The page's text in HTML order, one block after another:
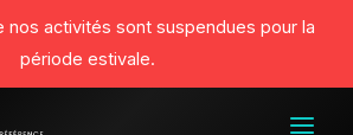
nos activités sont suspendues pour la
période estivale.